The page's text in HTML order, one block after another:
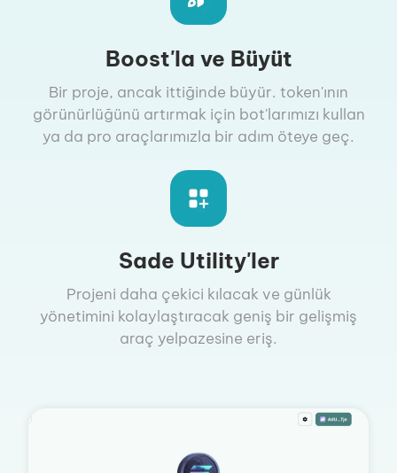
Boost'la ve Büyüt
Bir proje, ancak ittiğinde büyür. token'ının
görünürlüğünü artırmak için bot'larımızı kullan
ya da pro araçlarımızla bir adım öteye geç.
Sade Utility'ler
Projeni daha çekici kılacak ve günlük
yönetimini kolaylaştıracak geniş bir gelişmiş
araç yelpazesine eriş.